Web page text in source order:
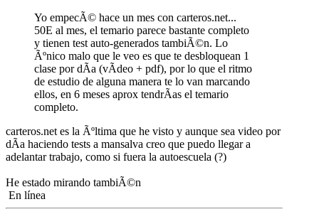
Yo empecÃ© hace un mes con carteros.net...
50E al mes, el temario parece bastante completo
y tienen test auto-generados tambiÃ©n. Lo
Ãºnico malo que le veo es que te desbloquean 1
clase por dÃ­a (vÃ­deo + pdf), por lo que el ritmo
de estudio de alguna manera te lo van marcando
ellos, en 6 meses aprox tendrÃ­as el temario
completo.
carteros.net es la Ãºltima que he visto y aunque sea video por
dÃ­a haciendo tests a mansalva creo que puedo llegar a
adelantar trabajo, como si fuera la autoescuela (?)
He estado mirando tambiÃ©n
En línea